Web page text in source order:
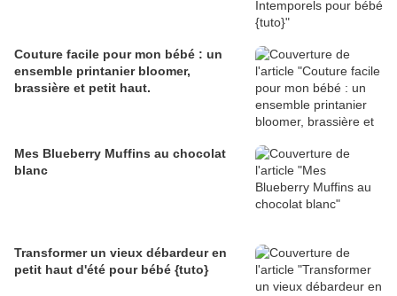
Couture facile pour mon bébé : un
ensemble printanier bloomer,
brassière et petit haut.
Mes Blueberry Muffins au chocolat
blanc
Transformer un vieux débardeur en
petit haut d'été pour bébé {tuto}